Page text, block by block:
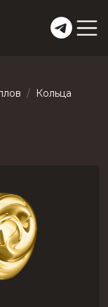
Кольца